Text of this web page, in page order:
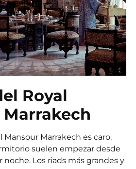
Royal
Mansour Marrakech es caro.
suelen empezar desde
noche. Los riads más grandes y